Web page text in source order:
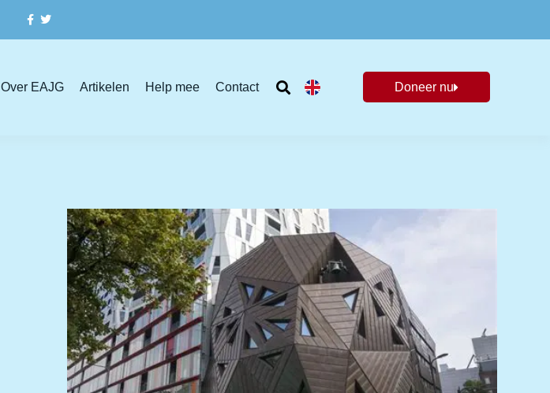
Over EAJG Artikelen Help mee Contact Doneer nu